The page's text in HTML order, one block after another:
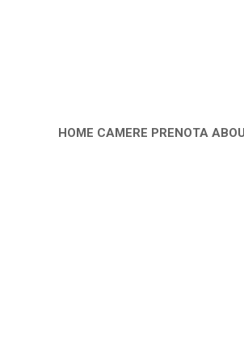
HOME CAMERE PRENOTA